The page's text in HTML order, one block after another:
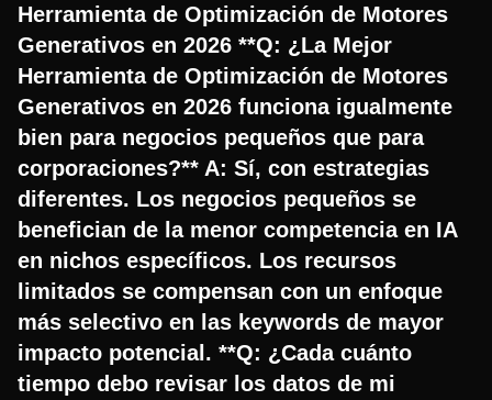
Herramienta de Optimización de Motores
Generativos en 2026 **Q: ¿La Mejor
Herramienta de Optimización de Motores
Generativos en 2026 funciona igualmente
bien para negocios pequeños que para
corporaciones?** A: Sí, con estrategias
diferentes. Los negocios pequeños se
benefician de la menor competencia en IA
en nichos específicos. Los recursos
limitados se compensan con un enfoque
más selectivo en las keywords de mayor
impacto potencial. **Q: ¿Cada cuánto
tiempo debo revisar los datos de mi